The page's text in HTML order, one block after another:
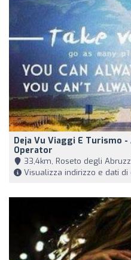
Deja Vu Viaggi E Turismo
Operator
33,4km, Roseto degli
Visualizza indirizzo e dati di